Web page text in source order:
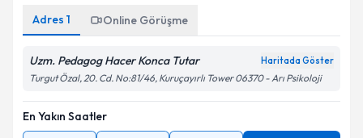
Adres 1 Online Görüşme
Uzm. Pedagog Hacer Konca Tutar Haritada Göster
Turgut Özal, 20. Cd. No:81/46, Kuruçayırlı Tower 06370 - Arı Psikoloji
En Yakın Saatler